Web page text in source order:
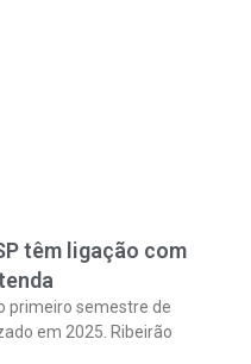
têm ligação com
primeiro semestre de
em 2025. Ribeirão